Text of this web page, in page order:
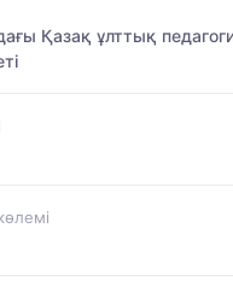
Қазақ ұлттық